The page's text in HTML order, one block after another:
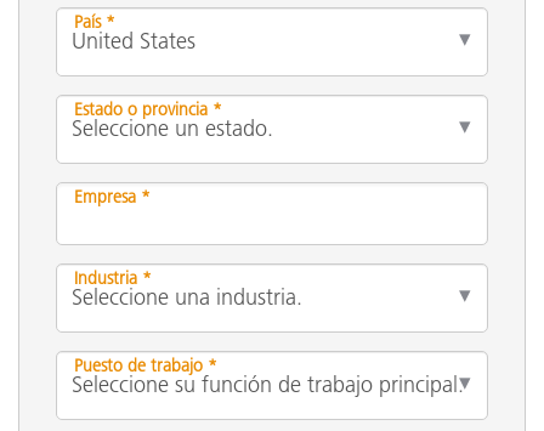
País *
Estado o provincia *
Empresa *
Industria *
Puesto de trabajo *